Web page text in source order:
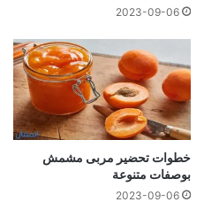
2023-09-06
خطوات تحضير مربى مشمش
بوصفات متنوعة
2023-09-06